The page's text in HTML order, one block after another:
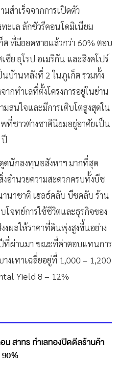
สำเร็จจากการเปิดตัว
ะเล ลักชัวรีคอนโดมิเนียม
ที่มียอดขายแล้วกว่า 60% ตอบ
ซีย ยุโรป อเมริกัน และสิงคโปร์
บ้านหลังที่ 2 ในภูเก็ต รวมทั้ง
กทำเลที่ตั้งโครงการอยู่ในย่าน
มสนใจและมีการเติบโตสูงสุดใน
ที่ชาวต่างชาตินิยมอยู่อาศัยเป็น
ปี
ดนักลงทุนอสังหาฯ มากที่สุด
อำนวยความสะดวกครบทั้งบีช
นาชาติ เฮลธ์คลับ บีชคลับ ร้าน
โจทย์การใช้ชีวิตและธุรกิจของ
ผลให้ราคาที่ดินพุ่งสูงขึ้นอย่าง
ที่ผ่านมา ขณะที่ค่าตอบแทนการ
งเทาเฉลี่ยอยู่ที่ 1,000 – 1,200
Yield 8 – 12%
น สาทร ทำเลทองปิดดีลร้านค้า